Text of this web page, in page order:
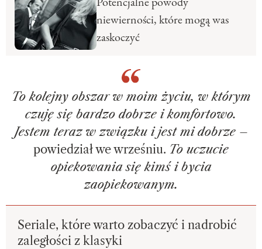
niewierności, które mogą was
zaskoczyć
To kolejny obszar w moim życiu, w którym
czuję się bardzo dobrze i komfortowo.
Jestem teraz w związku i jest mi dobrze –
powiedział we wrześniu. To uczucie
opiekowania się kimś i bycia
zaopiekowanym.
Seriale, które warto zobaczyć i nadrobić
zaległości z klasyki